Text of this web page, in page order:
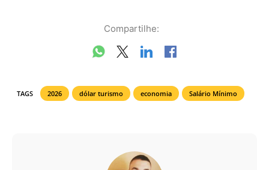
Compartilhe:
TAGS 2026 dólar turismo economia Salário Mínimo